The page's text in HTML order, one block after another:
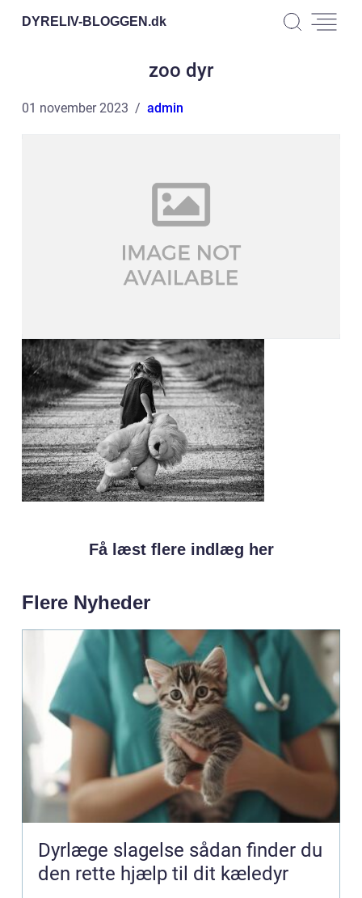
DYRELIV-BLOGGEN.dk
zoo dyr
01 november 2023 admin
Få læst flere indlæg her
Flere Nyheder
Dyrlæge slagelse sådan finder du
den rette hjælp til dit kæledyr